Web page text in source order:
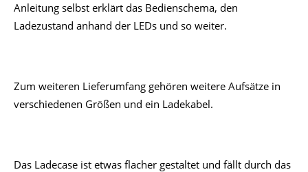
Anleitung selbst erklärt das Bedienschema, den
Ladezustand anhand der LEDs und so weiter.
Zum weiteren Lieferumfang gehören weitere Aufsätze in
verschiedenen Größen und ein Ladekabel.
Das Ladecase ist etwas flacher gestaltet und fällt durch das